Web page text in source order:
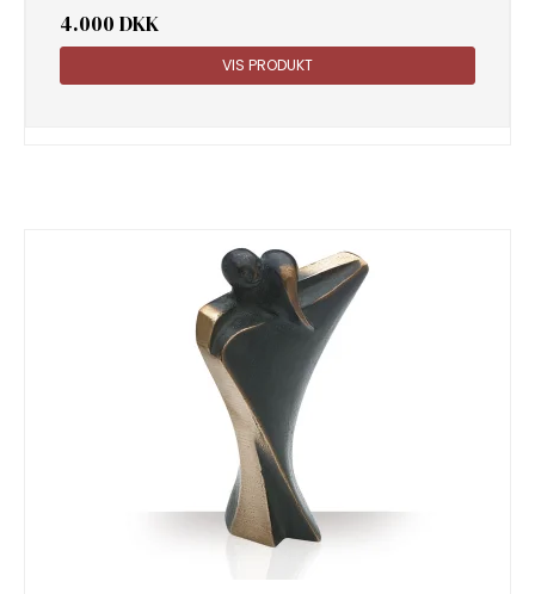
4.000 DKK
VIS PRODUKT